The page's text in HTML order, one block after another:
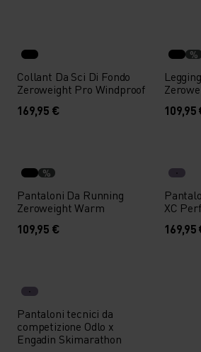
Collant Da Sci Di Fondo
Zeroweight Pro Windproof
169,95 €
%
109,95
%
Pantaloni Da Running
Zeroweight Warm
109,95 €
XC
169,95
Pantaloni tecnici da
competizione Odlo x
Engadin Skimarathon